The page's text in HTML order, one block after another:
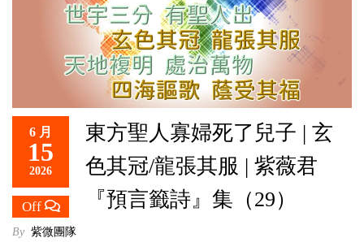
6 月
15
2026
Off
東方聖人寡婦死了兒子 | 玄
色其冠/龍張其服 | 紫薇君
『預言籤詩』集（29）
By 紫微團隊